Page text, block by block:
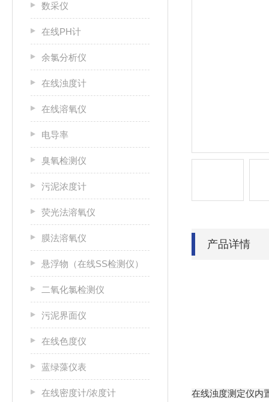
数采仪
在线PH计
余氯分析仪
在线浊度计
在线溶氧仪
电导率
臭氧检测仪
污泥浓度计
荧光法溶氧仪
膜法溶氧仪
悬浮物（在线SS检测仪）
二氧化氯检测仪
污泥界面仪
在线色度仪
蓝绿藻仪表
在线密度计/浓度计
产品详情
在线浊度测定仪内